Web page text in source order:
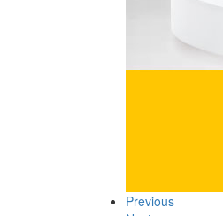
Previous